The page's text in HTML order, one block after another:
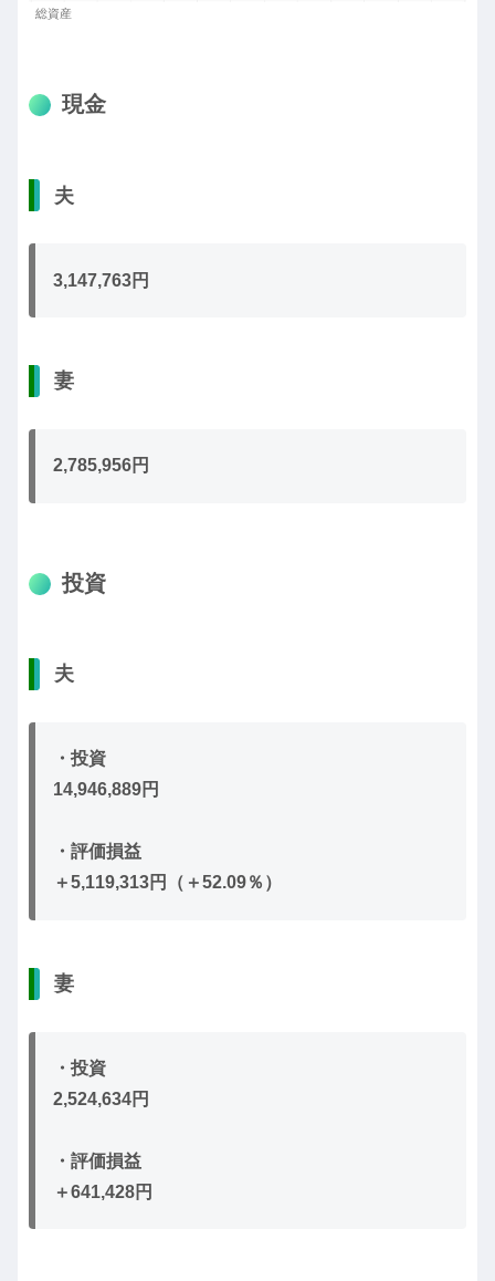
総資産
現金
夫
3,147,763円
妻
2,785,956円
投資
夫
・投資
14,946,889円
・評価損益
＋5,119,313円（＋52.09％）
妻
・投資
2,524,634円
・評価損益
＋641,428円